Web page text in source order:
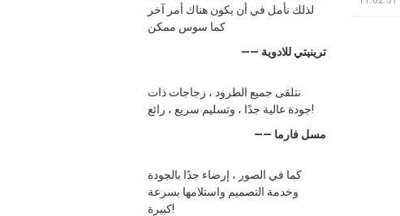
لذلك نأمل في أن يكون هناك أمر آخر
كما سوس ممكن
—— ترينيتي للادوية
نتلقى جميع الطرود ، زجاجات ذات
جودة عالية جدًا ، وتسليم سريع ، رائع!
—— مسل فارما
كما في الصور ، إرضاء جدًا بالجودة
وخدمة التصميم واستلامها بسرعة
كبيرة!